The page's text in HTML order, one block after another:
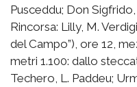
Pusceddu; Don
Rincorsa: Lilly, M.
del Campo”), ore 12,
metri 1.100: dallo
Techero, L. Paddeu;